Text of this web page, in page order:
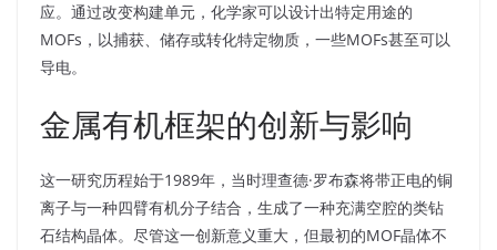
应。通过改变构建单元，化学家可以设计出特定用途的
MOFs，以捕获、储存或转化特定物质，一些MOFs甚至可以
导电。
金属有机框架的创新与影响
这一研究历程始于1989年，当时理查德·罗布森将带正电的铜
离子与一种四臂有机分子结合，生成了一种充满空腔的类钻
石结构晶体。尽管这一创新意义重大，但最初的MOF晶体不